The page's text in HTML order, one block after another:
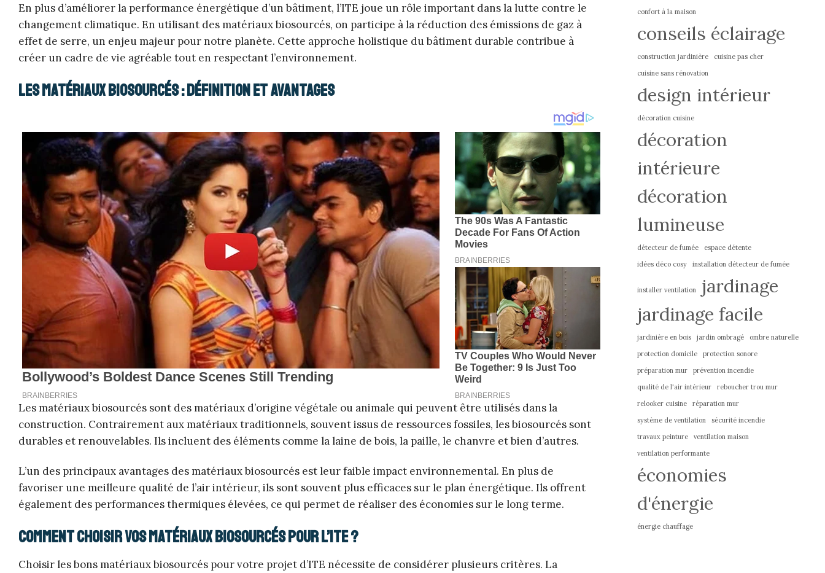
En plus d’améliorer la performance énergétique d’un bâtiment, l’ITE joue un rôle important dans la lutte contre le
changement climatique. En utilisant des matériaux biosourcés, on participe à la réduction des émissions de gaz à
effet de serre, un enjeu majeur pour notre planète. Cette approche holistique du bâtiment durable contribue à
créer un cadre de vie agréable tout en respectant l’environnement.
Les matériaux biosourcés : définition et avantages
Les matériaux biosourcés sont des matériaux d’origine végétale ou animale qui peuvent être utilisés dans la
construction. Contrairement aux matériaux traditionnels, souvent issus de ressources fossiles, les biosourcés sont
durables et renouvelables. Ils incluent des éléments comme la laine de bois, la paille, le chanvre et bien d’autres.
L’un des principaux avantages des matériaux biosourcés est leur faible impact environnemental. En plus de
favoriser une meilleure qualité de l’air intérieur, ils sont souvent plus efficaces sur le plan énergétique. Ils offrent
également des performances thermiques élevées, ce qui permet de réaliser des économies sur le long terme.
Comment choisir vos matériaux biosourcés pour l’ITE ?
Choisir les bons matériaux biosourcés pour votre projet d’ITE nécessite de considérer plusieurs critères. La
confort à la maison
conseils éclairage
construction jardinière
cuisine pas cher
cuisine sans rénovation
design intérieur
décoration cuisine
décoration
intérieure
décoration
lumineuse
détecteur de fumée
espace détente
idées déco cosy
installation détecteur de fumée
installer ventilation
jardinage
jardinage facile
jardinière en bois jardin ombragé
ombre naturelle
protection domicile
protection sonore
préparation mur
prévention incendie
qualité de l'air intérieur
reboucher trou mur
relooker cuisine
réparation mur
système de ventilation
sécurité incendie
travaux peinture
ventilation maison
ventilation performante
économies
d'énergie
énergie chauffage